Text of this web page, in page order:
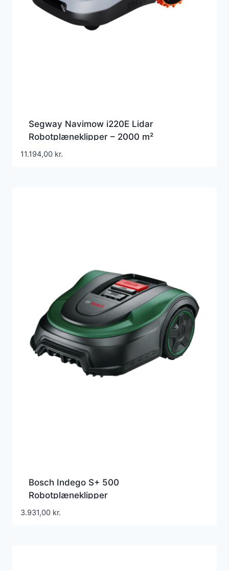
Segway Navimow i220E Lidar
Robotplæneklipper – 2000 m²
11.194,00 kr.
Bosch Indego S+ 500
Robotplæneklipper
3.931,00 kr.